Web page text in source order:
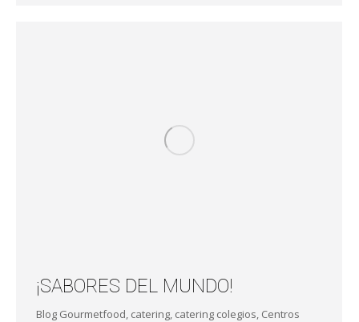
¡SABORES DEL MUNDO!
Blog Gourmetfood, catering, catering colegios, Centros